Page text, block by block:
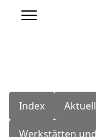
Index Aktuell
Werkstätten